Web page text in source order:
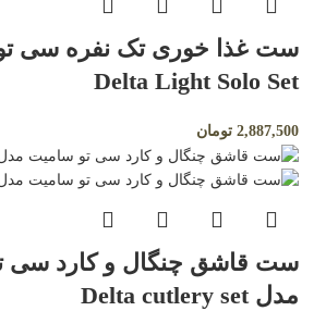
ست غذا خوری تک نفره سی
Delta Light Solo Set
2,887,500 تومان
ست قاشق چنگال و کارد سی
مدل Delta cutlery set